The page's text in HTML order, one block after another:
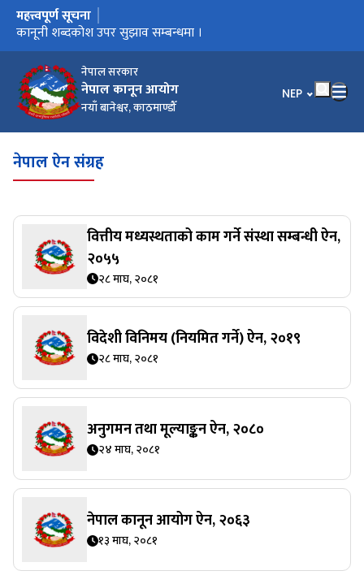
नेपाल सरकार
नेपाल कानून आयोग
नयाँ बानेश्वर, काठमाण्डौँ
भाषा चयन गर्नुहोस्
NEP
मुख्य नेभिगेसनमा जानुहोस्
महत्त्वपूर्ण सूचना
कार्यालय स्थानान्तरण भएको सूचना ।
कानूनी शब्दकोश उपर सुझाव सम्बन्धमा ।
कानूनी शब्दकोश
नेपाल ऐन संग्रह
वित्तीय मध्यस्थताको काम गर्ने संस्था सम्बन्धी ऐन,
२०५५
२८ माघ, २०८१
विदेशी विनिमय (नियमित गर्ने) ऐन, २०१९
२८ माघ, २०८१
अनुगमन तथा मूल्याङ्कन ऐन, २०८०
२४ माघ, २०८१
नेपाल कानून आयोग ऐन, २०६३
१३ माघ, २०८१